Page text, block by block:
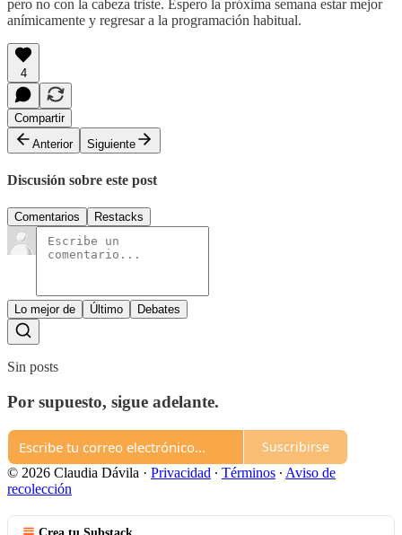
pero no con la cabeza triste. Espero la próxima semana estar mejor
anímicamente y regresar a la programación habitual.
4
Compartir
Anterior
Siguiente
Discusión sobre este post
Comentarios Restacks
Lo mejor de Último Debates
Sin posts
Por supuesto, sigue adelante.
Suscribirse
© 2026 Claudia Dávila · Privacidad ∙ Términos ∙ Aviso de
recolección
Crea tu Substack